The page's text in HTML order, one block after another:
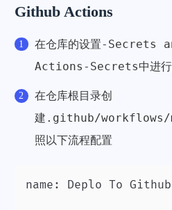
Github Actions
在仓库的设置-Secrets
Actions-Secrets中进
在仓库根目录创
建 .github/workflows/
照以下流程配置
name: Deplo To